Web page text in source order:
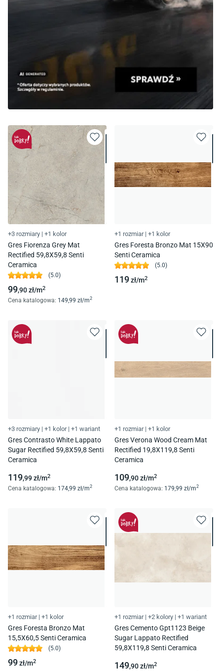
+3 rozmiary | +1 kolor
Gres Fiorenza Grey Mat
Rectified 59,8X59,8 Senti
Ceramica
(5.0)
99,90zł/m2
Cena katalogowa: 149 ,99 zł/m2
+1 rozmiar | +1 kolor
Gres Foresta Bronzo Mat 15X90
Senti Ceramica
(5.0)
119zł/m2
+3 rozmiary | +1 kolor | +1 wariant
Gres Contrasto White Lappato
Sugar Rectified 59,8X59,8 Senti
Ceramica
119,99zł/m2
Cena katalogowa: 174,99 zł/m2
+1 rozmiar | +1 kolor
Gres Verona Wood Cream Mat
Rectified 19,8X119,8 Senti
Ceramica
109,90zł/m2
Cena katalogowa: 179 ,99 zł/m2
+1 rozmiar | +1 kolor
Gres Foresta Bronzo Mat
15,5X60,5 Senti Ceramica
(5.0)
99zł/m2
+1 rozmiar | +2 kolory | +1 wariant
Gres Cemento Gpt1123 Beige
Sugar Lappato Rectified
59,8X119,8 Senti Ceramica
149,90zł/m2